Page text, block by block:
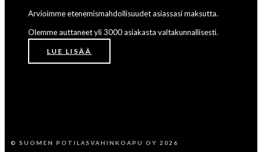
Arvioimme etenemismahdollisuudet asiassasi maksutta.
Olemme auttaneet yli 3000 asiakasta valtakunnallisesti.
LUE LISÄÄ
© SUOMEN POTILASVAHINKOAPU OY 2026